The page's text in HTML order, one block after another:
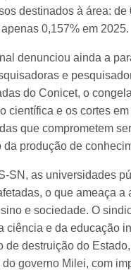
destinados à área: de
0,157% em 2025.
denunciou ainda a
e
do Conicet, o
científica e os cortes
que comprometem
da produção de
SN, as universidades
o que ameaça a
e sociedade. O
ciência e da educação
de destruição do
governo Milei, com